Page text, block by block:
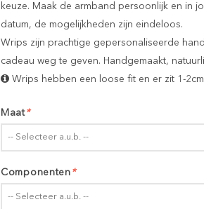
keuze. Maak de armband persoonlijk en in
datum, de mogelijkheden zijn eindeloos.
Wrips zijn prachtige gepersonaliseerde
cadeau weg te geven. Handgemaakt,
Wrips hebben een loose fit en er zit 1-
*
Maat
-- Selecteer a.u.b. --
*
Componenten
-- Selecteer a.u.b. --